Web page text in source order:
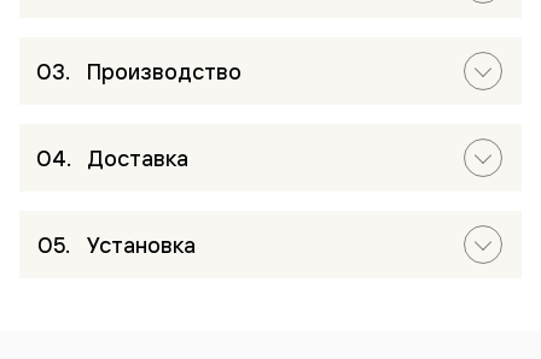
Производство
Доставка
Установка